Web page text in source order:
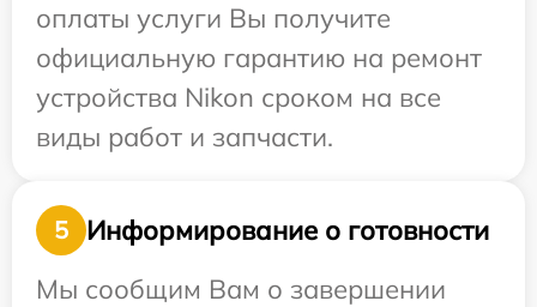
оплаты услуги Вы получите
официальную гарантию на ремонт
устройства Nikon сроком на все
виды работ и запчасти.
5
Информирование о готовности
Мы сообщим Вам о завершении